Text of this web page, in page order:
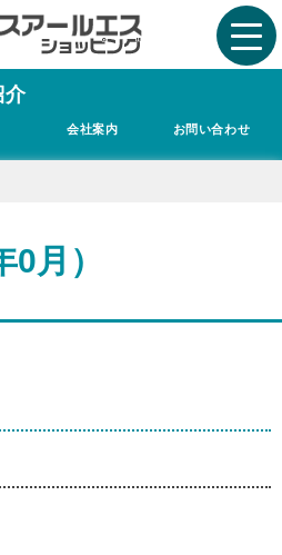
介
会社案内 お問い合わせ
月）